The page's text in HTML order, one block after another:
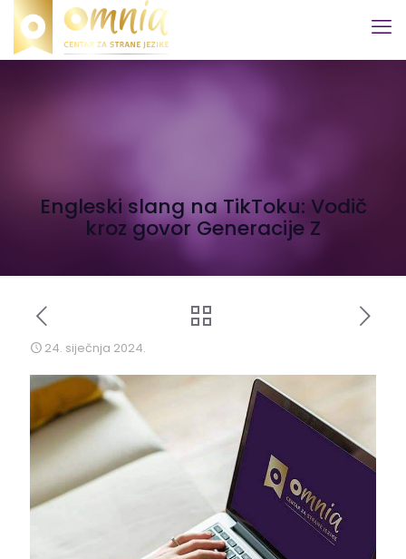
Engleski slang na TikToku: Vodič
kroz govor Generacije Z
24. siječnja 2024.